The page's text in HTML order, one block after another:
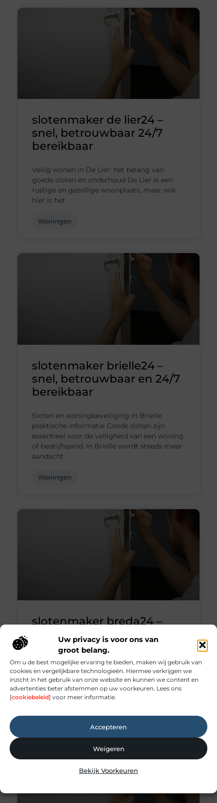
Uw privacy is voor ons van
groot belang.
Om u de best mogelijke ervaring te bieden, maken wij gebruik van
cookies en vergelijkbare technologieën. Hiermee verkrijgen we
inzicht in het gebruik van onze website en kunnen we content en
advertenties beter afstemmen op uw voorkeuren. Lees ons
[cookiebeleid] voor meer informatie.
Accepteren
Weigeren
Bekijk Voorkeuren
slotenmaker de lier24 –
snel, betrouwbaar 24/7
bereikbaar
Veilig wonen in De Lier: het belang van
goede sloten en onderhoud De Lier is een
rustige en gezellige woonplaats, maar ook
hier is het
Woningen
slotenmaker brielle24 –
snel, betrouwbaar en 24/7
bereikbaar
Sloten en woningbeveiliging in Brielle:
praktische informatie Goede sloten zijn
essentieel voor de veiligheid van een woning
of bedrijfspand. In Brielle wordt steeds meer
aandacht
Woningen
slotenmaker breda24 –
snel,betrouwbaar en 24/7
bereikbaar
Sloten en beveiliging in Breda: wat u moet
weten Sloten spelen een belangrijke rol in de
beveiliging van woningen en bedrijfspanden.
Een goed slot voorkomt